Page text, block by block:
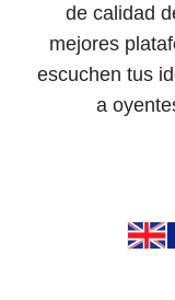
de calidad
mejores
escuchen tus
a